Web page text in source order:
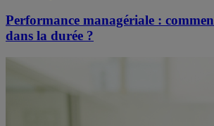
Performance managériale :
dans la durée ?